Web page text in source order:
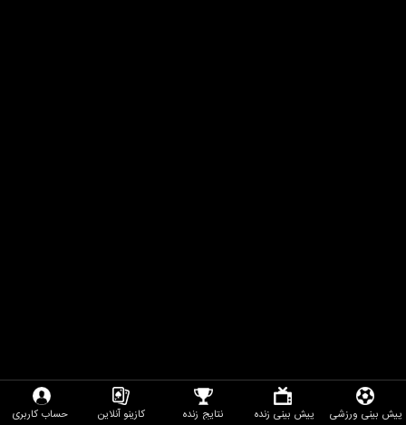
پیش بینی ورزشی پیش بینی زنده نتایج زنده کازینو آنلاین حساب کاربری